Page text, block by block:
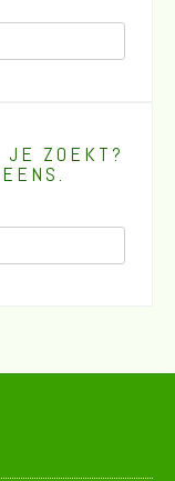
ZOEKT?